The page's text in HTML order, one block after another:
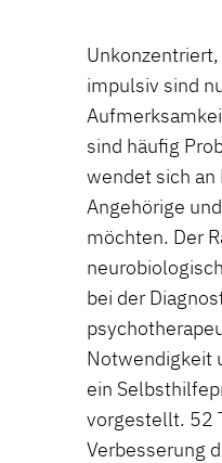
impulsiv sind
sind häufig
wendet sich an
Angehörige
möchten. Der
bei der
Notwendigkeit
ein
vorgestellt. 52
Verbesserung